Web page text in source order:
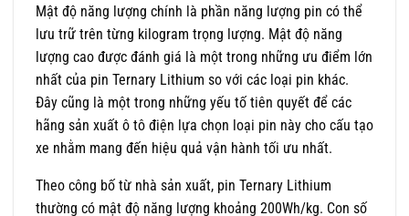
Mật độ năng lượng chính là phần năng lượng pin có thể
lưu trữ trên từng kilogram trọng lượng. Mật độ năng
lượng cao được đánh giá là một trong những ưu điểm lớn
nhất của pin Ternary Lithium so với các loại pin khác.
Đây cũng là một trong những yếu tố tiên quyết để các
hãng sản xuất ô tô điện lựa chọn loại pin này cho cấu tạo
xe nhằm mang đến hiệu quả vận hành tối ưu nhất.
Theo công bố từ nhà sản xuất, pin Ternary Lithium
thường có mật độ năng lượng khoảng 200Wh/kg. Con số